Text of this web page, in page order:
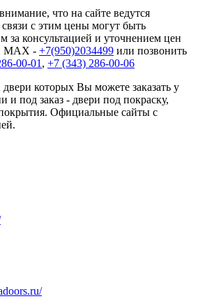
что на сайте ведутся
с этим цены могут быть
за консультацией и уточнением цен
MAX - +7(950)2034499 или позвонить
00-01 , +7 (343) 286-00-06
которых Вы можете заказать у
и под заказ - двери под покраску,
Официальные сайты с